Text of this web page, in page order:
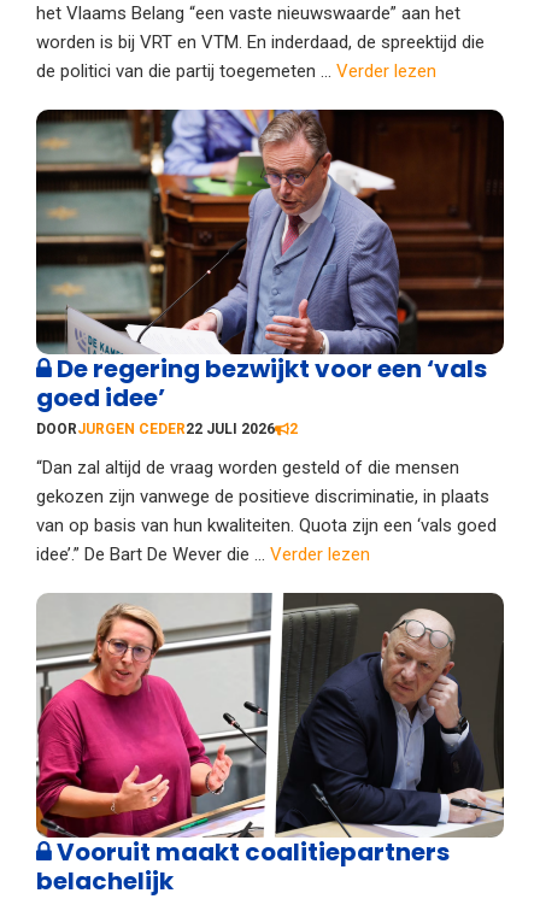
het Vlaams Belang “een vaste nieuwswaarde” aan het
worden is bij VRT en VTM. En inderdaad, de spreektijd die
de politici van die partij toegemeten ... Verder lezen
De regering bezwijkt voor een ‘vals
goed idee’
DOORJURGEN CEDER22 JULI 2026 2
“Dan zal altijd de vraag worden gesteld of die mensen
gekozen zijn vanwege de positieve discriminatie, in plaats
van op basis van hun kwaliteiten. Quota zijn een ‘vals goed
idee’.” De Bart De Wever die ... Verder lezen
Vooruit maakt coalitiepartners
belachelijk